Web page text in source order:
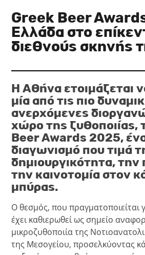
Greek Beer
Ελλάδα στο
διεθνούς σκηνής
Η Αθήνα ετοιμάζεται
μία από τις πιο
ανερχόμενες
χώρο της ζυθοποιίας,
Beer Awards 2025,
διαγωνισμό που τιμά
δημιουργικότητα, την
την καινοτομία στον
μπύρας.
Ο θεσμός, που πραγματοποιείται
έχει καθιερωθεί ως σημείο
μικροζυθοποιία της
της Μεσογείου, προσελκύοντας